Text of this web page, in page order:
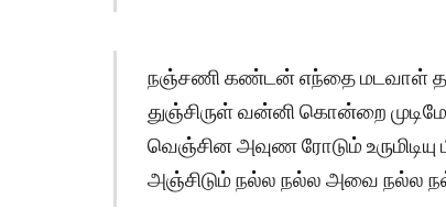
நஞ்சணி கண்டன் எந்தை மடவாள்
துஞ்சிருள் வன்னி கொன்றை
வெஞ்சின அவுண ரோடும்
அஞ்சிடும் நல்ல நல்ல அவை நல்ல